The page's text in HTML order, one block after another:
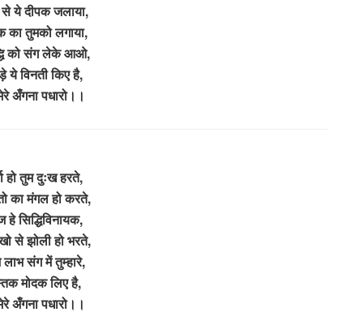
ये दीपक जलाया,
का तुमको लगाया,
को संग लेके आओ,
ये विनती किए है,
अँगना पधारो।।
हो तुम दुःख हरते,
का मंगल हो करते,
हे सिद्धिविनायक,
से झोली हो भरते,
संग में तुम्हारे,
मोदक लिए है,
अँगना पधारो।।